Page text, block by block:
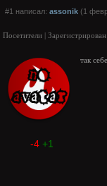
#1 написал: assonik (1
Посетители |
так себе
-4 +1